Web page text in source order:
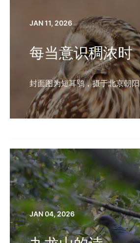
JAN 11, 2026
每当意识稠浓时
封面图为短耳鸮，摄于北京朝阳
JAN 04, 2026